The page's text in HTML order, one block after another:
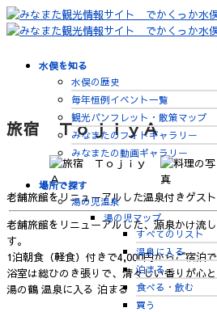
水俣を知る
水俣の歴史
毎年恒例イベント一覧
観光パンフレット・散策マップ
みなまたのフォトギャラリー
みなまたの動画ギャラリー
場所で探す
湯の児温泉
湯の児マップ
すべてのリスト
温泉に入る
泊まる
食べる・飲む
買う
旅宿 ＴｏｊｉｙＡ
老舗旅館をリニューアルした温泉付きゲス
老舗旅館をリニューアルした、源泉かけ流
す。
1泊朝食（軽食）付きで4,000円からご宿泊
浴室は総ひのき張りで、清々しい香りが心
湯の鶴 温泉に入る 泊まる